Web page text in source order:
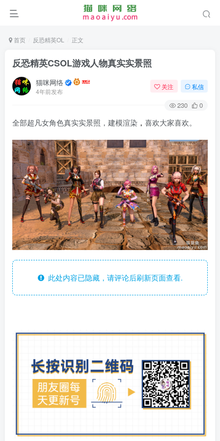
首页 反恐精英OL 正文
反恐精英CSOL游戏人物真实实景照
猫咪网络
4年前发布
关注 私信
230 0
全部超凡女角色真实实景照，建模渲染 ， 喜欢大家喜欢。
此处内容已隐藏，请评论后刷新页面查看.